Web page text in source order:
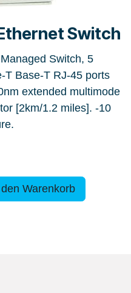
Switch
Switch, 5
T Base-T RJ-45 ports
extended multimode
[2km/1.2 miles]. -10
Warenkorb